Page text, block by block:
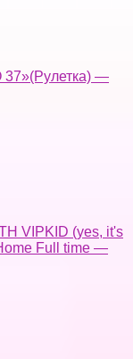
—
VIPKID (yes, it's
Full time —